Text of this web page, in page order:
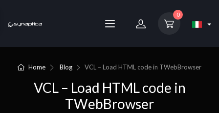
0
Home Blog VCL – Load HTML code in TWebBrowser
VCL – Load HTML code in
TWebBrowser